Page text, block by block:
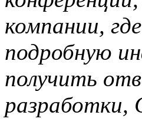
компании,
подробную
получить
разработки,